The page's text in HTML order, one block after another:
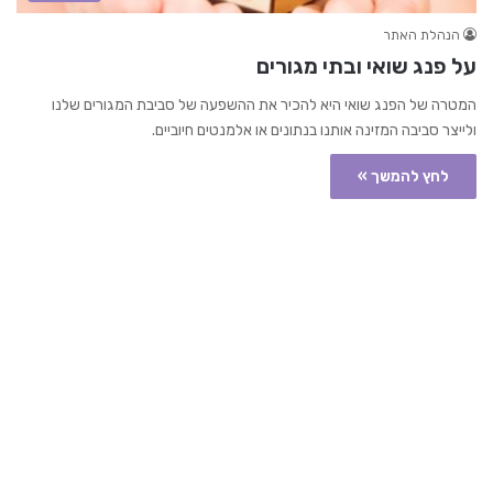
הנהלת האתר
על פנג שואי ובתי מגורים
המטרה של הפנג שואי היא להכיר את ההשפעה של סביבת המגורים שלנו
ולייצר סביבה המזינה אותנו בנתונים או אלמנטים חיוביים.
לחץ להמשך »